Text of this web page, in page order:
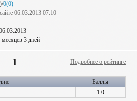
0(0)
06.03.2013 07:10
06.03.2013
месяцев 3 дней
1 Подробнее о рейтинге
Баллы
1.0